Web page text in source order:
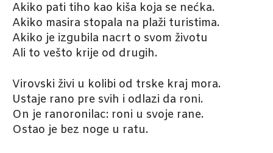
Akiko pati tiho kao kiša koja se nećka.
Akiko masira stopala na plaži turistima.
Akiko je izgubila nacrt o svom životu
Ali to vešto krije od drugih.
Virovski živi u kolibi od trske kraj mora.
Ustaje rano pre svih i odlazi da roni.
On je ranoronilac: roni u svoje rane.
Ostao je bez noge u ratu.